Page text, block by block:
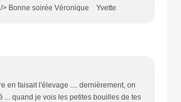
/> Bonne soirée Véronique Yvette
en faisait l'élevage .... dernièrement, on
... quand je vois les petites bouilles de tes